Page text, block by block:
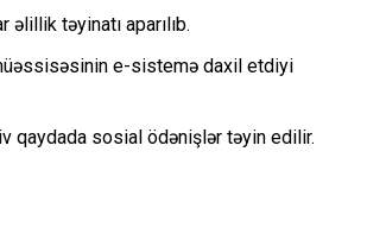
təyinatı aparılıb.
e-sistemə daxil etdiyi
qaydada sosial ödənişlər təyin edilir.